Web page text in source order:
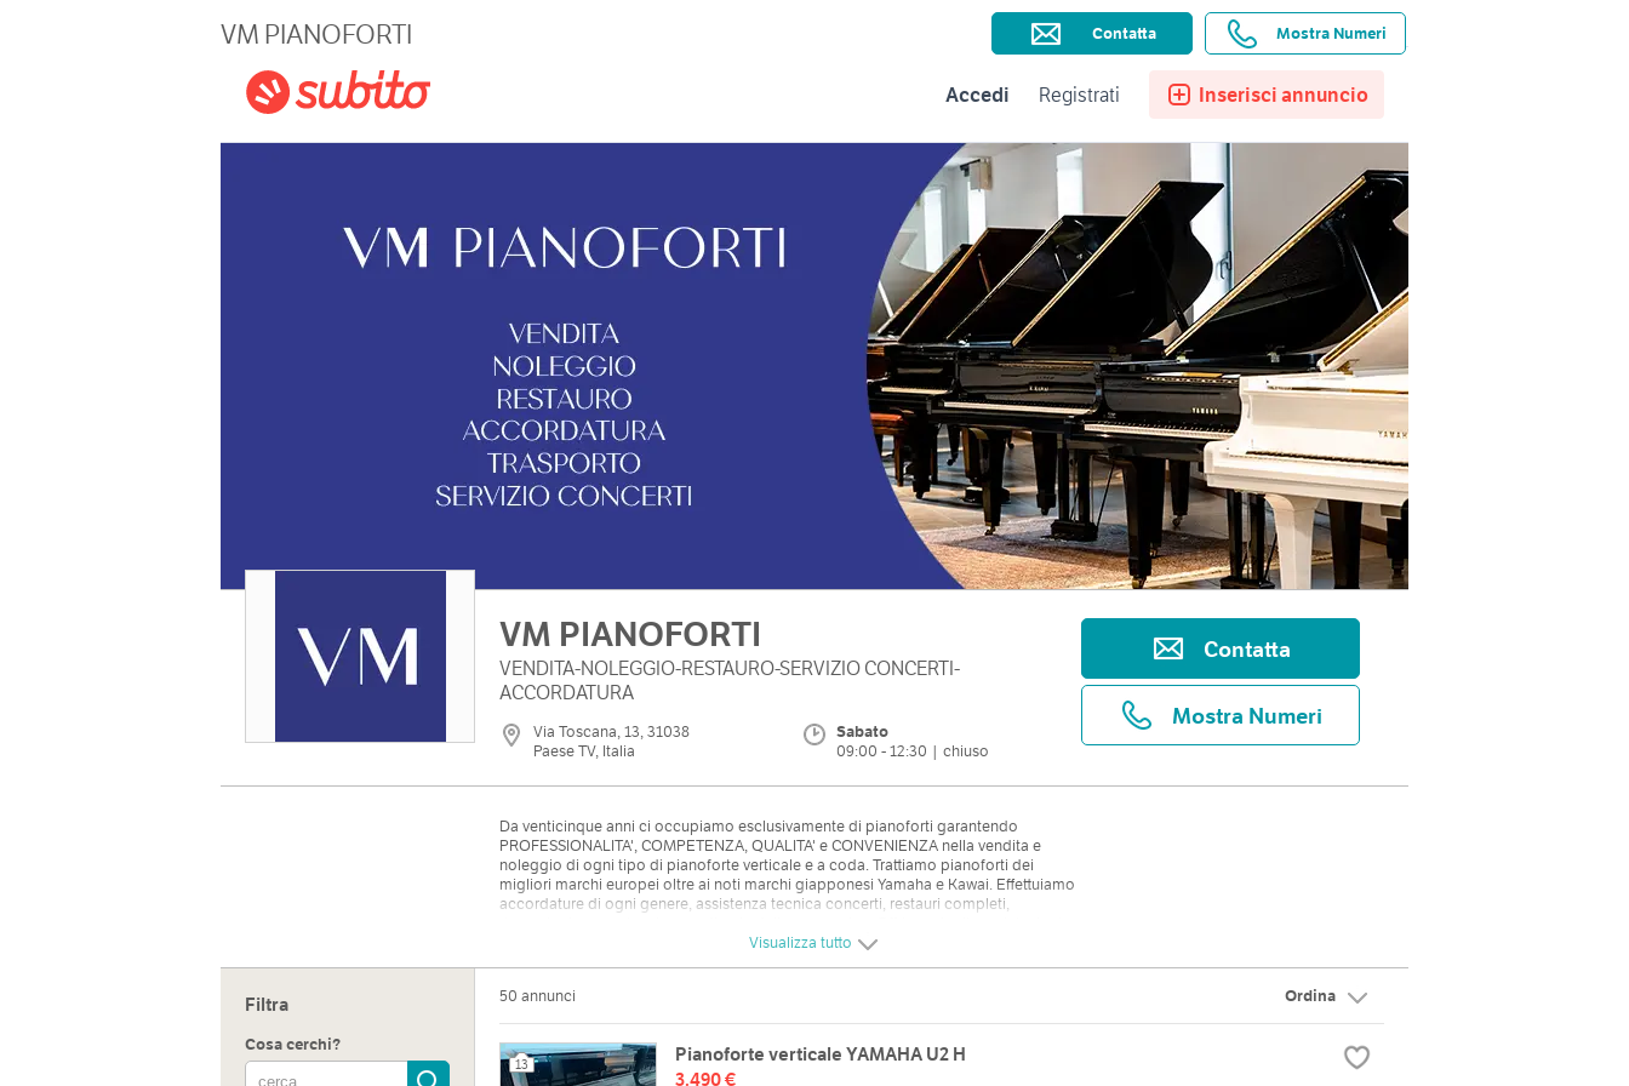
Subito per le Aziende Assistenza Ricerche salvate Preferiti
Accedi Registrati Inserisci annuncio
VM PIANOFORTI Contatta Mostra Numeri
VM PIANOFORTI
VENDITA-NOLEGGIO-RESTAURO-SERVIZIO CONCERTI-
ACCORDATURA
Via Toscana, 13, 31038
Paese TV, Italia
Sabato
09:00 - 12:30 | chiuso
Contatta
Mostra Numeri
Da venticinque anni ci occupiamo esclusivamente di pianoforti garantendo
PROFESSIONALITA', COMPETENZA, QUALITA' e CONVENIENZA nella vendita e
noleggio di ogni tipo di pianoforte verticale e a coda. Trattiamo pianoforti dei
migliori marchi europei oltre ai noti marchi giapponesi Yamaha e Kawai. Effettuiamo
accordature di ogni genere, assistenza tecnica concerti, restauri completi,
Visualizza tutto
Filtra
Cosa cerchi?
50 annunci Ordina
13
Pianoforte verticale YAMAHA U2 H
3.490 €